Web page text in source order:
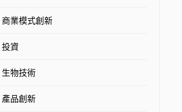
商業模式創新
投資
生物技術
產品創新